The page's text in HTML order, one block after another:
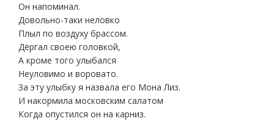
Он напоминал.
Довольно-таки неловко
Плыл по воздуху брассом.
Дёргал своею головкой,
А кроме того улыбался
Неуловимо и воровато.
За эту улыбку я назвала его Мона Лиз.
И накормила московским салатом
Когда опустился он на карниз.